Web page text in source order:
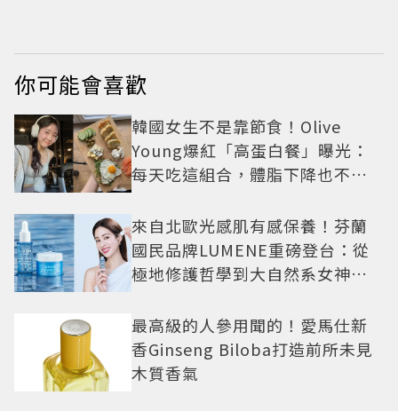
你可能會喜歡
韓國女生不是靠節食！Olive
Young爆紅「高蛋白餐」曝光：
每天吃這組合，體脂下降也不怕
來自北歐光感肌有感保養！芬蘭
國民品牌LUMENE重磅登台：從
極地修護哲學到大自然系女神莫
最高級的人參用聞的！愛馬仕新
香Ginseng Biloba打造前所未見
木質香氣